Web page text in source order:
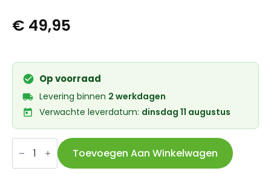
€ 49,95
Op voorraad
Levering binnen 2 werkdagen
Verwachte leverdatum: dinsdag 11 augustus
Ergotec
vouwpedalen
F
Toevoegen Aan Winkelwagen